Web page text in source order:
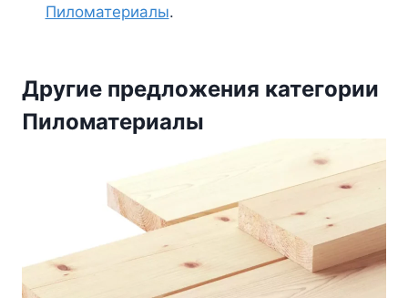
Пиломатериалы.
Другие предложения категории
Пиломатериалы